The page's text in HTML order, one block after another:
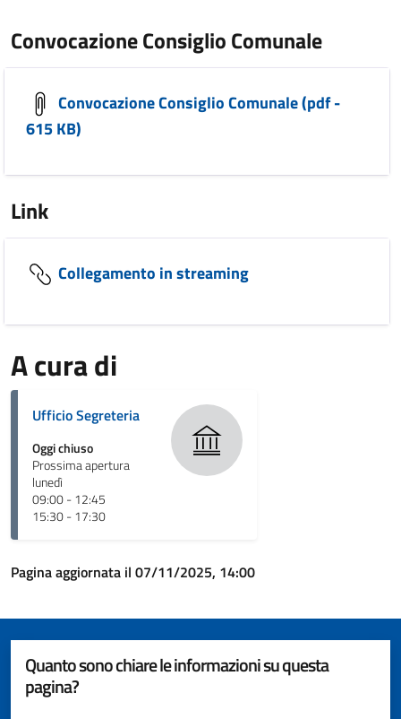
Convocazione Consiglio Comunale
Convocazione Consiglio Comunale (pdf -
615 KB)
Link
Collegamento in streaming
A cura di
Ufficio Segreteria
Oggi chiuso
Prossima apertura
lunedì
09:00 - 12:45
15:30 - 17:30
Pagina aggiornata il 07/11/2025, 14:00
Quanto sono chiare le informazioni su questa
pagina?